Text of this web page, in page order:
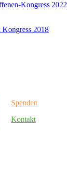
Kongress 2022
2018
Spenden
Kontakt